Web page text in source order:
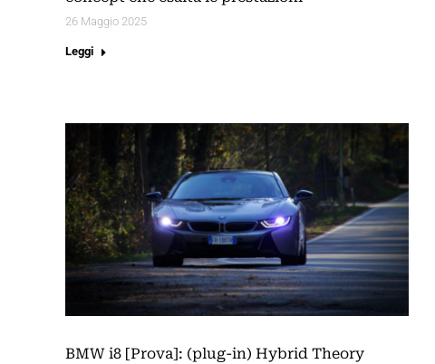
26 Maggio 2025
Leggi
BMW i8 [Prova]: (plug-in) Hybrid Theory